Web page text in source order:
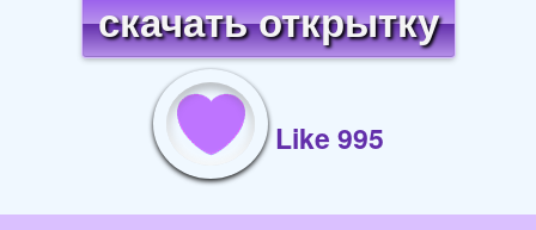
скачать открытку
Like 995